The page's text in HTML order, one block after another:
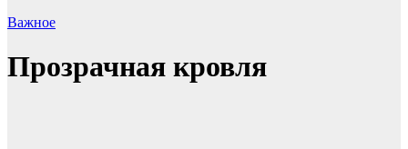
Важное
Прозрачная кровля